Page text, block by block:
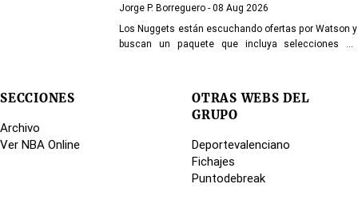
Jorge P. Borreguero - 08 Aug 2026
Los Nuggets están escuchando ofertas por Watson y
buscan un paquete que incluya selecciones de
SECCIONES
Archivo
Ver NBA Online
OTRAS WEBS DEL
GRUPO
Deportevalenciano
Fichajes
Puntodebreak